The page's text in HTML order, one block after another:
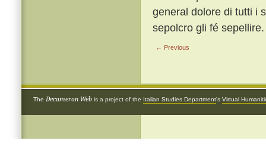
general dolore di tutti i
sepolcro gli fé sepellire.
← Previous
The Decameron Web is a project of the Italian Studies Department's Virtual